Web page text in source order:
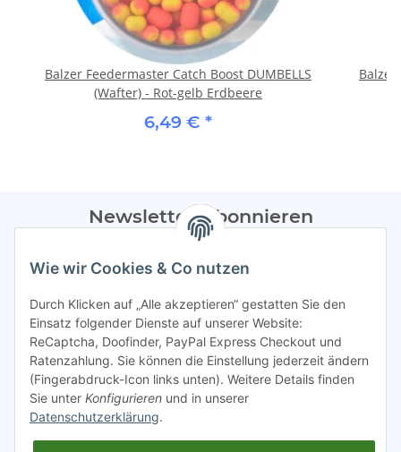
Balzer Feedermaster Catch Boost DUMBELLS
(Wafter) - Rot-gelb Erdbeere
6,49 € *
Newsletter Abonnieren
Bitte sendet mir entsprechend eurer
regelmäßig Infos zu euren Aktionen per E-Mail zu.
Abonnieren
Spamschutz aktiv
Gesetzliche Informationen
Wie wir Cookies & Co nutzen
Durch Klicken auf „Alle akzeptieren“ gestatten Sie den
Einsatz folgender Dienste auf unserer Website:
ReCaptcha, Doofinder, PayPal Express Checkout und
Ratenzahlung. Sie können die Einstellung jederzeit ändern
(Fingerabdruck-Icon links unten). Weitere Details finden
Sie unter Konfigurieren und in unserer
Datenschutzerklärung.